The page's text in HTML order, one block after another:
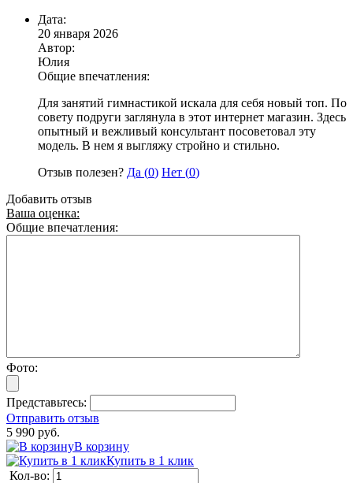
Дата:
20 января 2026
Автор:
Юлия
Общие впечатления:
Для занятий гимнастикой искала для себя новый топ. По
совету подруги заглянула в этот интернет магазин. Здесь
опытный и вежливый консультант посоветовал эту
модель. В нем я выгляжу стройно и стильно.
Отзыв полезен? Да (0) Нет (0)
Добавить отзыв
Ваша оценка:
Общие впечатления:
Фото:
Представьтесь:
Отправить отзыв
5 990 руб.
В корзину
Купить в 1 клик
Кол-во: